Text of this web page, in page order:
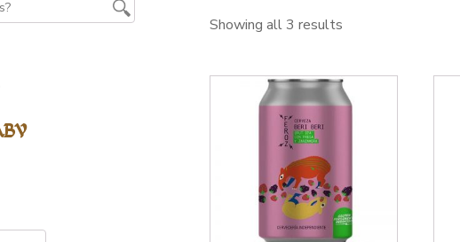
Showing all 3 results